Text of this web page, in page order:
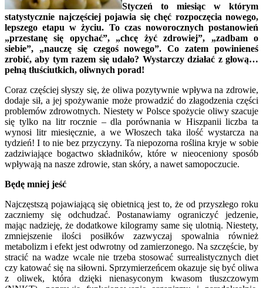
Styczeń to miesiąc w którym
statystycznie najczęściej pojawia się chęć rozpoczęcia nowego,
lepszego etapu w życiu. To czas noworocznych postanowień
„przestanę się opychać”, „chcę żyć zdrowiej”, „zadbam o
siebie”, „nauczę się czegoś nowego”. Co zatem powinieneś
zrobić, aby tym razem się udało? Wystarczy działać z głową…
pełną tłuściutkich, oliwnych porad!
Coraz częściej słyszy się, że oliwa pozytywnie wpływa na zdrowie,
dodaje sił, a jej spożywanie może prowadzić do złagodzenia części
problemów zdrowotnych. Niestety w Polsce spożycie oliwy szacuje
się tylko na litr rocznie – dla porównania w Hiszpanii liczba ta
wynosi litr miesięcznie, a we Włoszech taka ilość wystarcza na
tydzień! I to nie bez przyczyny. Ta niepozorna roślina kryje w sobie
zadziwiające bogactwo składników, które w nieoceniony sposób
wpływają na nasze zdrowie, stan skóry, a nawet samopoczucie.
Będę mniej jeść
Najczęstszą pojawiającą się obietnicą jest to, że od przyszłego roku
zaczniemy się odchudzać. Postanawiamy ograniczyć jedzenie,
mając nadzieję, że dodatkowe kilogramy same się ulotnią. Niestety,
zmniejszenie ilości posiłków zazwyczaj spowalnia również
metabolizm i efekt jest odwrotny od zamierzonego. Na szczęście, by
stracić na wadze wcale nie trzeba stosować surrealistycznych diet
czy katować się na siłowni. Sprzymierzeńcem okazuje się być oliwa
z oliwek, która dzięki nienasyconym kwasom tłuszczowym